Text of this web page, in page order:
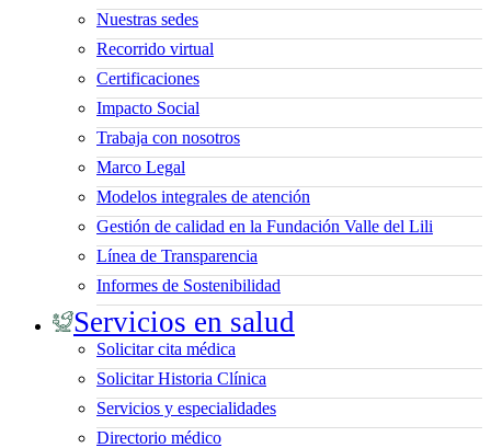
Nuestras sedes
Recorrido virtual
Certificaciones
Impacto Social
Trabaja con nosotros
Marco Legal
Modelos integrales de atención
Gestión de calidad en la Fundación Valle del Lili
Línea de Transparencia
Informes de Sostenibilidad
Servicios en salud
Solicitar cita médica
Solicitar Historia Clínica
Servicios y especialidades
Directorio médico